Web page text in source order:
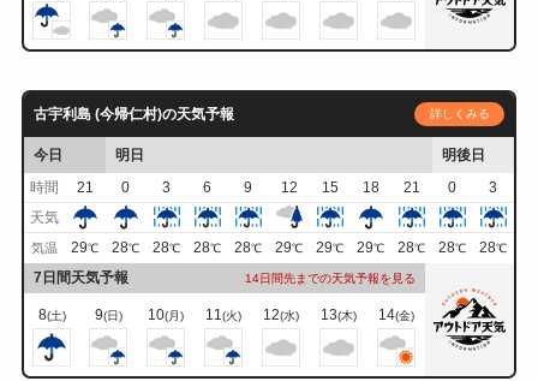
古宇利島 (今帰仁村)の天気予報 詳しくみる
今日 明日
明後日
時間
21 0 3 6 9 12 15 18 21 0
3
天気
気温 29℃ 28℃ 28℃ 28℃ 28℃ 29℃ 29℃ 29℃ 28℃ 28℃ 28℃
7日間天気予報 14日間先までの天気予報を見る
8(土) 9(日) 10(月) 11(火) 12(水) 13(木) 14(金)